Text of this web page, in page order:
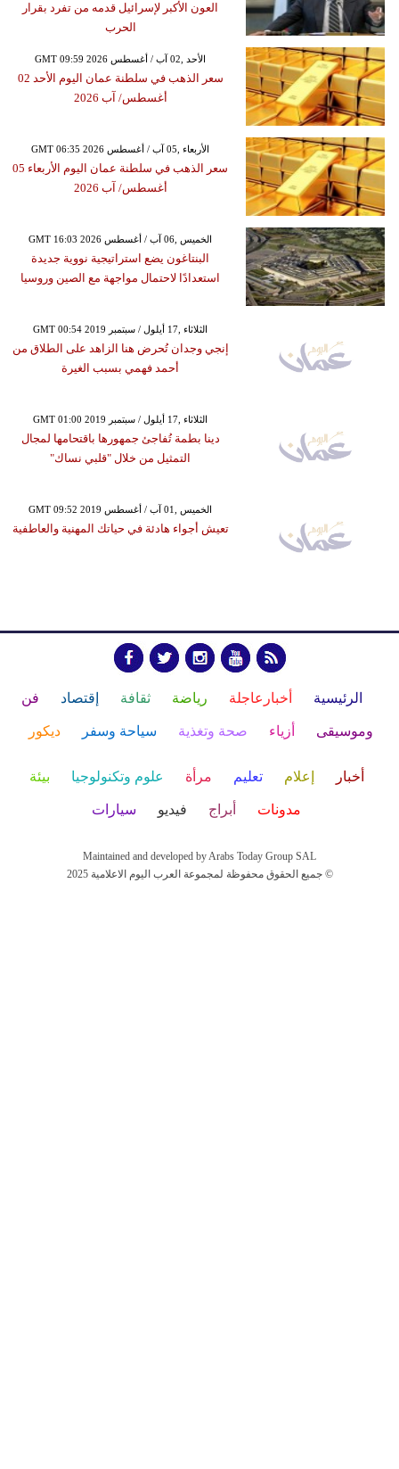
العون الأكبر لإسرائيل قدمه من تفرد بقرار
الحرب
GMT 09:59 2026 الأحد ,02 آب / أغسطس
سعر الذهب في سلطنة عمان اليوم الأحد 02
أغسطس/ آب 2026
GMT 06:35 2026 الأربعاء ,05 آب / أغسطس
سعر الذهب في سلطنة عمان اليوم الأربعاء 05
أغسطس/ آب 2026
GMT 16:03 2026 الخميس ,06 آب / أغسطس
البنتاغون يضع استراتيجية نووية جديدة
استعدادًا لاحتمال مواجهة مع الصين وروسيا
GMT 00:54 2019 الثلاثاء ,17 أيلول / سبتمبر
إنجي وجدان تُحرض هنا الزاهد على الطلاق من
أحمد فهمي بسبب الغيرة
GMT 01:00 2019 الثلاثاء ,17 أيلول / سبتمبر
دينا بطمة تُفاجئ جمهورها باقتحامها لمجال
التمثيل من خلال "قلبي نساك"
GMT 09:52 2019 الخميس ,01 آب / أغسطس
تعيش أجواء هادئة في حياتك المهنية والعاطفية
الرئيسية أخبارعاجلة رياضة ثقافة إقتصاد فن
وموسيقى أزياء صحة وتغذية سياحة وسفر ديكور
أخبار إعلام تعليم مرأة علوم وتكنولوجيا بيئة
مدونات أبراج فيديو سيارات
Maintained and developed by Arabs Today Group SAL
جميع الحقوق محفوظة لمجموعة العرب اليوم الاعلامية 2025 ©